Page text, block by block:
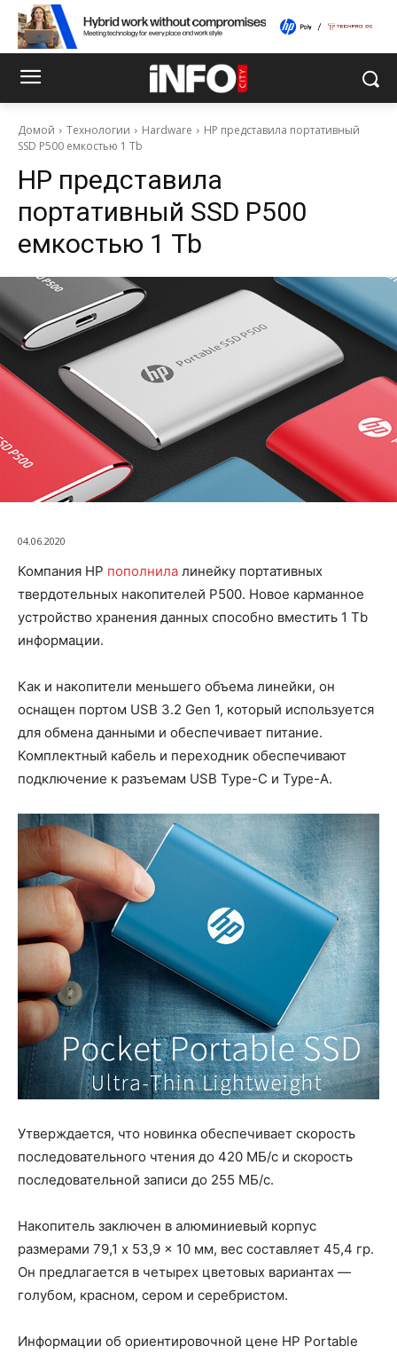
Домой Технологии Hardware
HP представила портативный
SSD P500 емкостью 1 Tb
HP представила
портативный SSD P500
емкостью 1 Tb
04.06.2020
Компания HP пополнила линейку портативных
твердотельных накопителей P500. Новое карманное
устройство хранения данных способно вместить 1 Tb
информации.
Как и накопители меньшего объема линейки, он
оснащен портом USB 3.2 Gen 1, который используется
для обмена данными и обеспечивает питание.
Комплектный кабель и переходник обеспечивают
подключение к разъемам USB Type-C и Type-A.
Утверждается, что новинка обеспечивает скорость
последовательного чтения до 420 МБ/с и скорость
последовательной записи до 255 МБ/с.
Накопитель заключен в алюминиевый корпус
размерами 79,1 x 53,9 x 10 мм, вес составляет 45,4 гр.
Он предлагается в четырех цветовых вариантах —
голубом, красном, сером и серебристом.
Информации об ориентировочной цене HP Portable